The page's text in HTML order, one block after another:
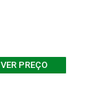
VER PREÇO